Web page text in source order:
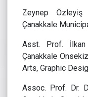
Zeynep
Çanakkale
Asst. Prof.
Çanakkale
Arts, Graphic
Assoc. Prof. Dr.